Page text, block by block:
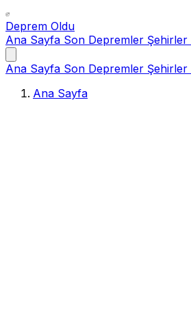
Deprem Oldu
Ana Sayfa Son Depremler Şehirler
Ana Sayfa Son Depremler Şehirler
Ana Sayfa